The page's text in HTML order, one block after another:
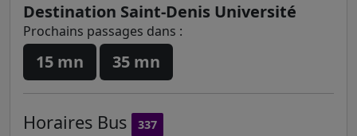
Destination Saint-Denis Université
Prochains passages dans :
15 mn 35 mn
Horaires Bus 337